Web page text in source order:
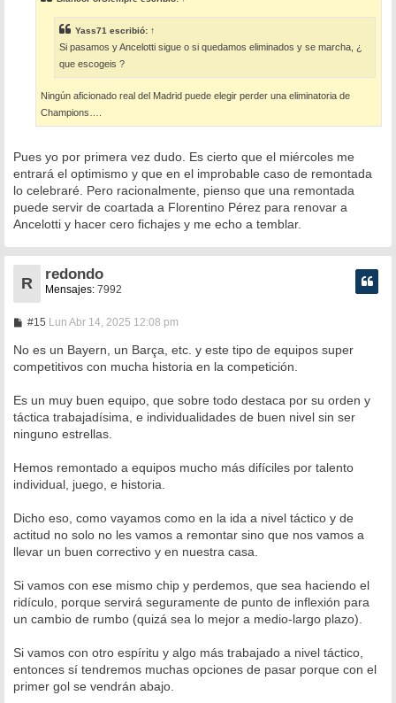
a
Yass71 escribió: ↑
Si pasamos y Ancelotti sigue o si quedamos eliminados y se marcha, ¿
que escogeis ?
Ningún aficionado real del Madrid puede elegir perder una eliminatoria de
Champions….
Pues yo por primera vez dudo. Es cierto que el miércoles me
entrará el optimismo y que en el improbable caso de remontada
lo celebraré. Pero racionalmente, pienso que una remontada
puede servir de coartada a Florentino Pérez para renovar a
Ancelotti y hacer cero fichajes y me echo a temblar.
R
redondo
Mensajes: 7992
#15M
n
a
e
Lun Abr 14, 2025 12:08 pm
No es un Bayern, un Barça, etc. y este tipo de equipos super
competitivos con mucha historia en la competición.
Es un muy buen equipo, que sobre todo destaca por su orden y
táctica trabajadísima, e individualidades de buen nivel sin ser
ninguno estrellas.
Hemos remontado a equipos mucho más difíciles por talento
individual, juego, e historia.
Dicho eso, como vayamos como en la ida a nivel táctico y de
actitud no solo no les vamos a remontar sino que nos vamos a
llevar un buen correctivo y en nuestra casa.
Si vamos con ese mismo chip y perdemos, que sea haciendo el
ridículo, porque servirá seguramente de punto de inflexión para
un cambio de rumbo (quizá sea lo mejor a medio-largo plazo).
Si vamos con otro espíritu y algo más trabajado a nivel táctico,
entonces sí tendremos muchas opciones de pasar porque con el
primer gol se vendrán abajo.